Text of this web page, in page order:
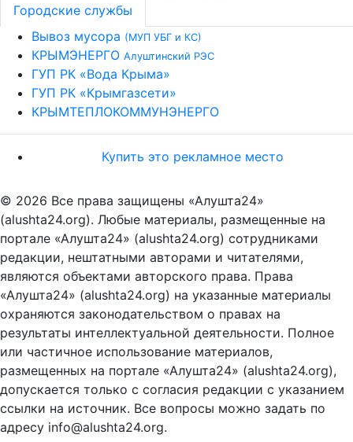
Городские службы
Вывоз мусора (МУП УБГ и КС)
КРЫМЭНЕРГО Алуштинский РЭС
ГУП РК «Вода Крыма»
ГУП РК «Крымгазсети»
КРЫМТЕПЛОКОММУНЭНЕРГО
Купить это рекламное место
© 2026 Все права защищены «Алушта24»
(alushta24.org). Любые материалы, размещенные на
портале «Алушта24» (alushta24.org) сотрудниками
редакции, нештатными авторами и читателями,
являются объектами авторского права. Права
«Алушта24» (alushta24.org) на указанные материалы
охраняются законодательством о правах на
результаты интеллектуальной деятельности. Полное
или частичное использование материалов,
размещенных на портале «Алушта24» (alushta24.org),
допускается только с согласия редакции с указанием
ссылки на источник. Все вопросы можно задать по
адресу info@alushta24.org.